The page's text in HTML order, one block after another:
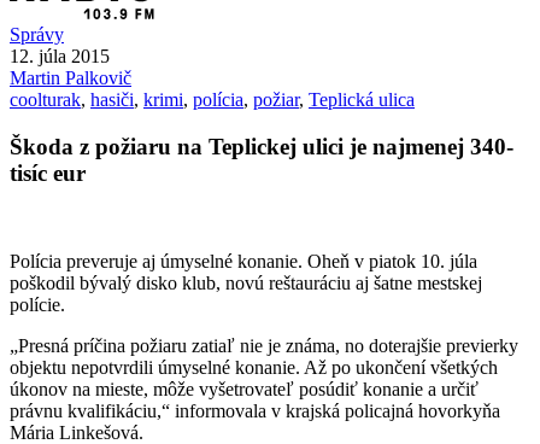
Správy
12. júla 2015
Martin Palkovič
coolturak, hasiči, krimi, polícia, požiar, Teplická ulica
Škoda z požiaru na Teplickej ulici je najmenej 340-
tisíc eur
Polícia preveruje aj úmyselné konanie. Oheň v piatok 10. júla
poškodil bývalý disko klub, novú reštauráciu aj šatne mestskej
polície.
„Presná príčina požiaru zatiaľ nie je známa, no doterajšie previerky
objektu nepotvrdili úmyselné konanie. Až po ukončení všetkých
úkonov na mieste, môže vyšetrovateľ posúdiť konanie a určiť
právnu kvalifikáciu,“ informovala v krajská policajná hovorkyňa
Mária Linkešová.